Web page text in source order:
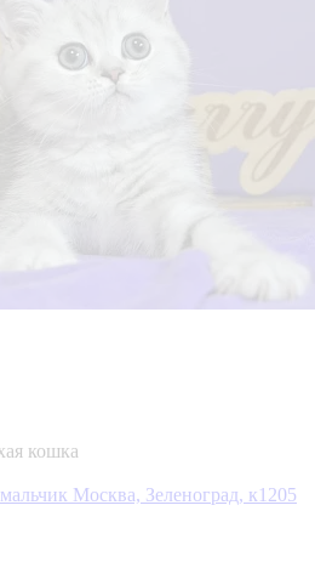
кошка
Москва, Зеленоград, к1205